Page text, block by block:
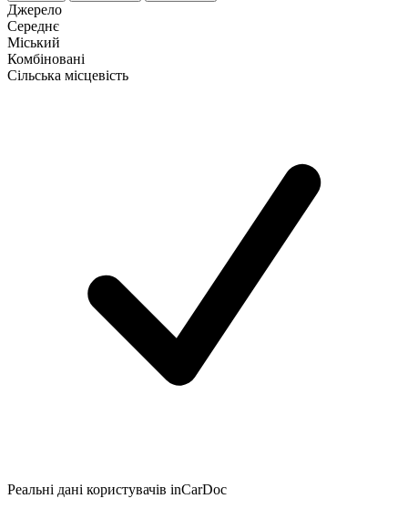
Джерело
Середнє
Міський
Комбіновані
Сільська місцевість
Реальні дані користувачів inCarDoc